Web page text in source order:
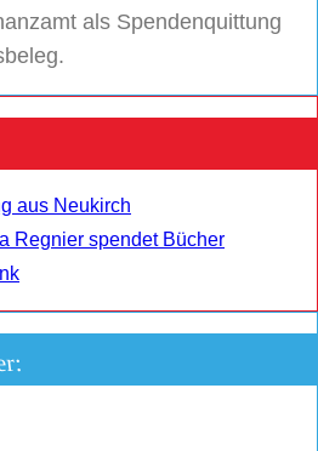
als Spendenquittung
aus Neukirch
Regnier spendet Bücher